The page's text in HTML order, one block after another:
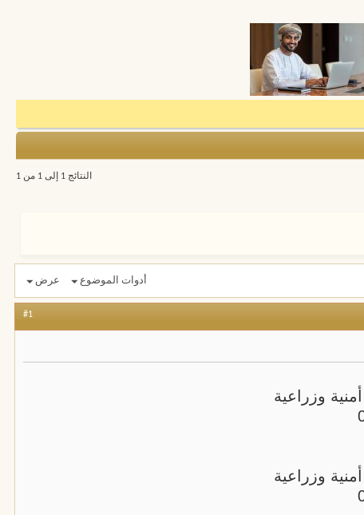
النتائج 1 إلى 1 من 1
أدوات الموضوع عرض
#1
وزراعية
وزراعية